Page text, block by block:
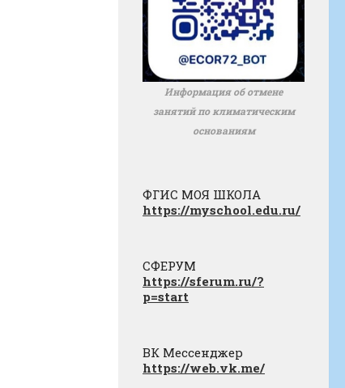
Информация об отмене
занятий по климатическим
основаниям
ФГИС МОЯ ШКОЛА
https://myschool.edu.ru/
СФЕРУМ
https://sferum.ru/?
p=start
ВК Мессенджер
https://web.vk.me/